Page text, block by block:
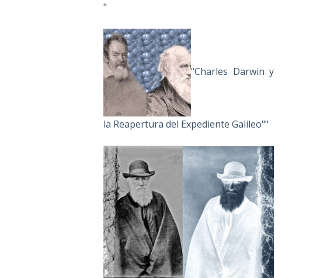
"
"Charles Darwin y
la Reapertura del Expediente Galileo""